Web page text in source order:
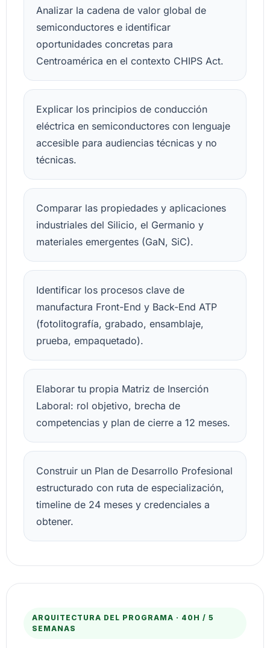
Analizar la cadena de valor global de
semiconductores e identificar
oportunidades concretas para
Centroamérica en el contexto CHIPS Act.
Explicar los principios de conducción
eléctrica en semiconductores con lenguaje
accesible para audiencias técnicas y no
técnicas.
Comparar las propiedades y aplicaciones
industriales del Silicio, el Germanio y
materiales emergentes (GaN, SiC).
Identificar los procesos clave de
manufactura Front-End y Back-End ATP
(fotolitografía, grabado, ensamblaje,
prueba, empaquetado).
Elaborar tu propia Matriz de Inserción
Laboral: rol objetivo, brecha de
competencias y plan de cierre a 12 meses.
Construir un Plan de Desarrollo Profesional
estructurado con ruta de especialización,
timeline de 24 meses y credenciales a
obtener.
ARQUITECTURA DEL PROGRAMA · 40H / 5
SEMANAS